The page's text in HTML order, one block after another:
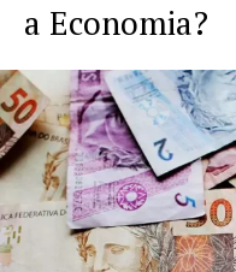
a Economia?